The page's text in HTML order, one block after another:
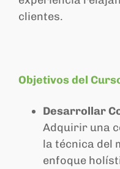
clientes.
Objetivos del
Desarrollar
Adquirir una
la técnica del
enfoque